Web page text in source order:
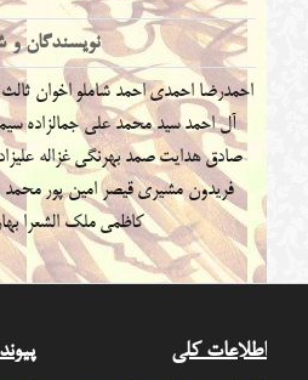
نویسندگان و
احمدرضا احمدیاحمد شاملو اخوان ثالث
آل احمدسید محمد علی جمالزاده
صادق هدایتصمد بهرنگی غزاله
فریدون مشیری قیصر امین پورمحمد
کاظمی ملک الشعرا بهار
اطلاعات کلی